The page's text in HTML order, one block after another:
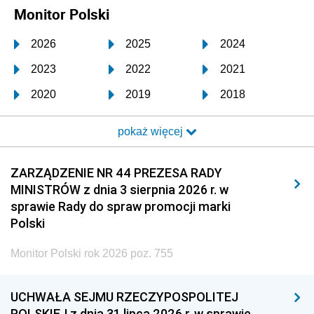
Monitor Polski
2026 2025 2024
2023 2022 2021
2020 2019 2018
2017 2016 2015
2014 2013 2012
2011 2010 2009
2008 2007 2006
2005
1996 1995 1994
pokaż więcej
ZARZĄDZENIE NR 44 PREZESA RADY
MINISTRÓW z dnia 3 sierpnia 2026 r. w
sprawie Rady do spraw promocji marki
Polski
Monitor Polski rok 2026 poz. 755
UCHWAŁA SEJMU RZECZYPOSPOLITEJ